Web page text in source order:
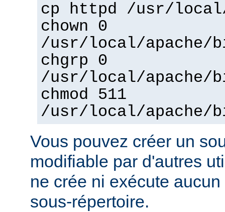
cp httpd /usr/
chown 0
/usr/local/apache/
chgrp 0
/usr/local/apache/
chmod 511
/usr/local/apache/
Vous pouvez créer un
modifiable par d'autres
ne crée ni exécute
sous-répertoire.